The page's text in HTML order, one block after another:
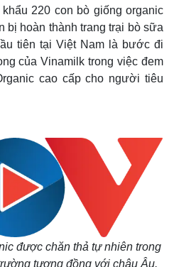
220 con bò giống organic
bị hoàn thành trang trại bò sữa
tiên tại Việt Nam là bước đi
của Vinamilk trong việc đem
cao cấp cho người tiêu
được chăn thả tự nhiên trong
tương đồng với châu Âu.